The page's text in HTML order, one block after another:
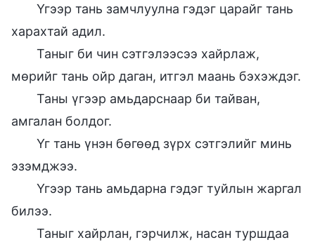
Үгээр тань замчлуулна гэдэг царайг тань
харахтай адил.
Таныг би чин сэтгэлээсээ хайрлаж,
мөрийг тань ойр даган, итгэл маань бэхэждэг.
Таны үгээр амьдарснаар би тайван,
амгалан болдог.
Үг тань үнэн бөгөөд зүрх сэтгэлийг минь
эзэмджээ.
Үгээр тань амьдарна гэдэг туйлын жаргал
билээ.
Таныг хайрлан, гэрчилж, насан туршдаа